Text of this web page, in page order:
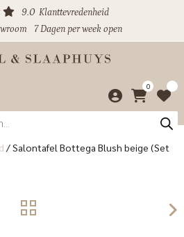
9.0 Klanttevredenheid
7 Dagen per week open
0
/Salontafel Bottega Blush beige (Set